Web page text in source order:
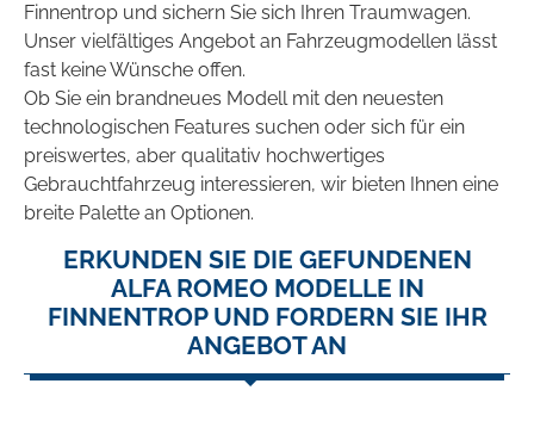
Finnentrop und sichern Sie sich Ihren Traumwagen.
Unser vielfältiges Angebot an Fahrzeugmodellen lässt
fast keine Wünsche offen.
Ob Sie ein brandneues Modell mit den neuesten
technologischen Features suchen oder sich für ein
preiswertes, aber qualitativ hochwertiges
Gebrauchtfahrzeug interessieren, wir bieten Ihnen eine
breite Palette an Optionen.
ERKUNDEN SIE DIE GEFUNDENEN
ALFA ROMEO MODELLE IN
FINNENTROP UND FORDERN SIE IHR
ANGEBOT AN